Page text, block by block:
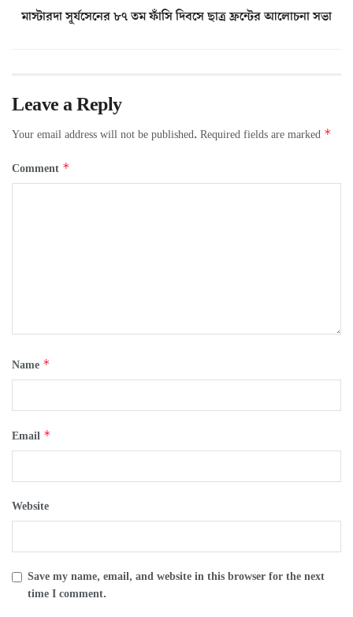
মাস্টারদা সূর্যসেনের ৮৭ তম ফাঁসি দিবসে ছাত্র ফ্রন্টের আলোচনা সভা
Leave a Reply
Your email address will not be published. Required fields are marked *
Comment *
Name *
Email *
Website
Save my name, email, and website in this browser for the next
time I comment.